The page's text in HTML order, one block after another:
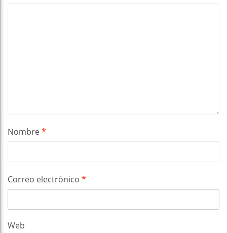
Nombre*
Correo electrónico *
Web